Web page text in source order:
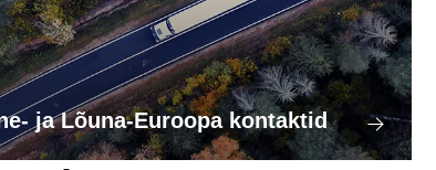
ja Lõuna-Euroopa kontaktid